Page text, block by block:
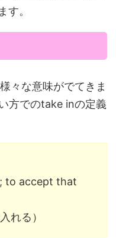
す。
々な意味がでてきま
方でのtake inの定義
to accept that
れる）